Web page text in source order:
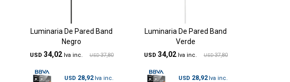
Luminaria De Pared Band
Negro
USD 34,02 USD 37,80
USD 28,92
Luminaria De Pared Band
Verde
USD 34,02 USD 37,80
USD 28,92